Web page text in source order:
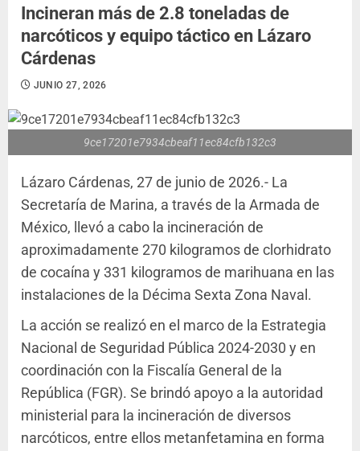
Incineran más de 2.8 toneladas de
narcóticos y equipo táctico en Lázaro
Cárdenas
JUNIO 27, 2026
9ce17201e7934cbeaf11ec84cfb132c3
Lázaro Cárdenas, 27 de junio de 2026.- La
Secretaría de Marina, a través de la Armada de
México, llevó a cabo la incineración de
aproximadamente 270 kilogramos de clorhidrato
de cocaína y 331 kilogramos de marihuana en las
instalaciones de la Décima Sexta Zona Naval.
La acción se realizó en el marco de la Estrategia
Nacional de Seguridad Pública 2024-2030 y en
coordinación con la Fiscalía General de la
República (FGR). Se brindó apoyo a la autoridad
ministerial para la incineración de diversos
narcóticos, entre ellos metanfetamina en forma